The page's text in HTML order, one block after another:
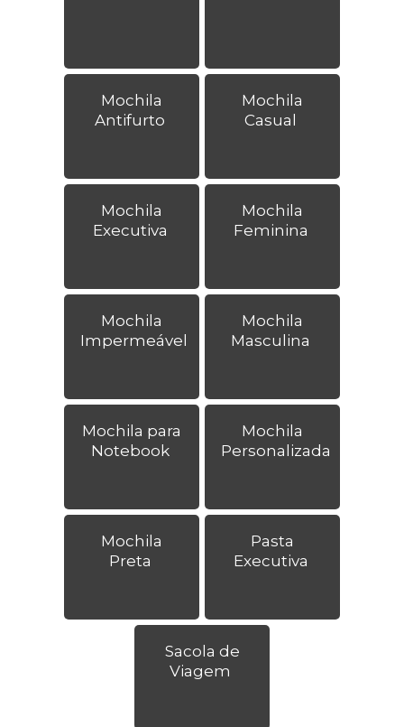
Mochila
Antifurto
Mochila
Casual
Mochila
Executiva
Mochila
Feminina
Mochila
Impermeável
Mochila
Masculina
Mochila para
Notebook
Mochila
Personalizada
Mochila
Preta
Pasta
Executiva
Sacola de
Viagem